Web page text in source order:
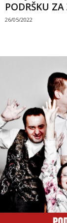
PODRŠKU
26/05/2022